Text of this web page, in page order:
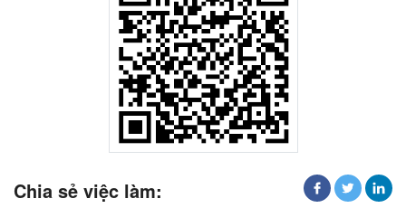
Chia sẻ việc làm: